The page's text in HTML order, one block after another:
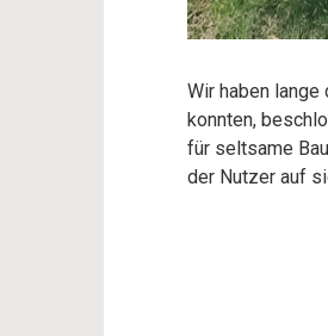
Wir haben
konnten,
für seltsame
der Nutzer auf